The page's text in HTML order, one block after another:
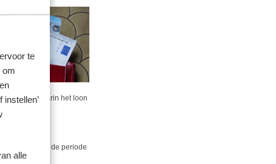
te
om
instellen’
alle
periode waarin het loon
over de periode